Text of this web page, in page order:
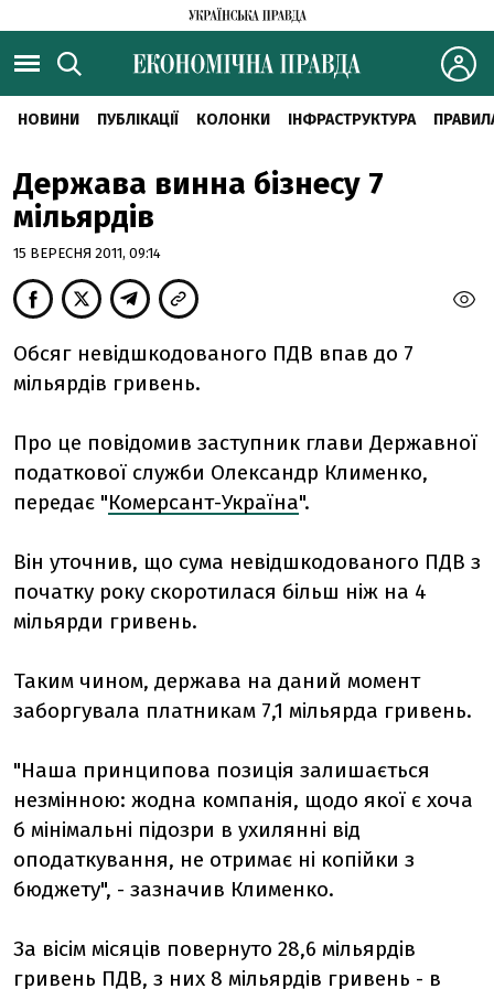
НОВИНИ ПУБЛІКАЦІЇ КОЛОНКИ ІНФРАСТРУКТУРА
Держава винна бізнесу 7
мільярдів
15 ВЕРЕСНЯ 2011, 09:14
Обсяг невідшкодованого ПДВ впав до 7
мільярдів гривень.
Про це повідомив заступник глави Державної
податкової служби Олександр Клименко,
передає "Комерсант-Україна".
Він уточнив, що сума невідшкодованого ПДВ з
початку року скоротилася більш ніж на 4
мільярди гривень.
Таким чином, держава на даний момент
заборгувала платникам 7,1 мільярда гривень.
"Наша принципова позиція залишається
незмінною: жодна компанія, щодо якої є хоча
б мінімальні підозри в ухилянні від
оподаткування, не отримає ні копійки з
бюджету", - зазначив Клименко.
За вісім місяців повернуто 28,6 мільярдів
гривень ПДВ, з них 8 мільярдів гривень - в